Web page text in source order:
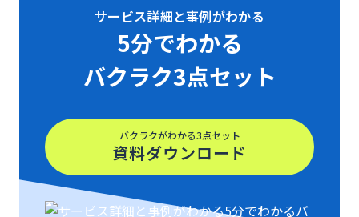
サービス詳細と事例がわかる
5分でわかる
バクラク3点セット
バクラクがわかる3点セット
資料ダウンロード